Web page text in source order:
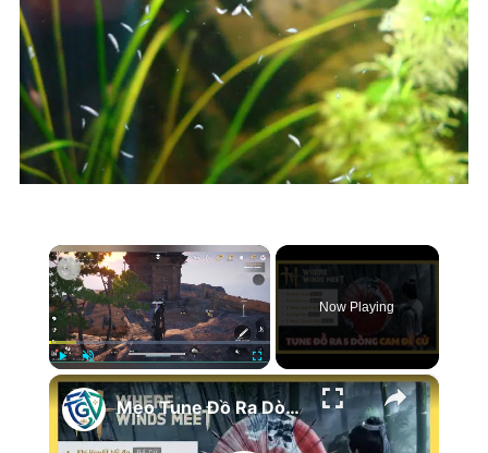
×
Now Playing
×
Mẹo Tune Đồ Ra Dòng Cam Đúng Lưu Phái | Hiệu Chỉnh Trang Bị Chuẩn Cho Where Winds Meet